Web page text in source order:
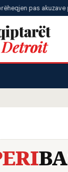
akuzave për